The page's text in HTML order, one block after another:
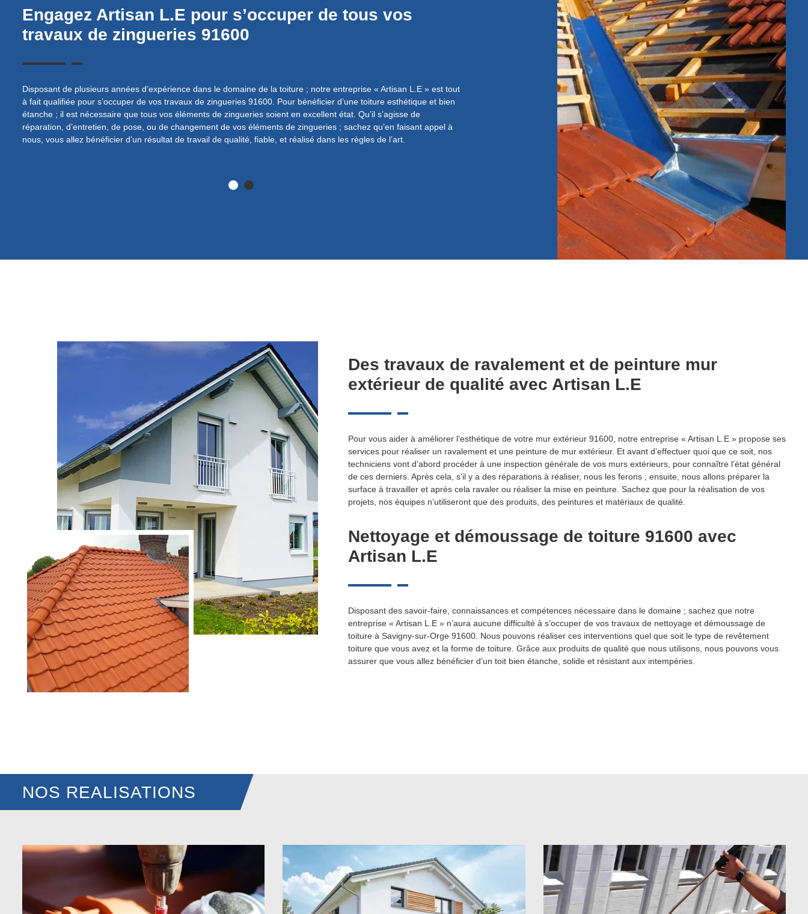
Engagez Artisan L.E pour s’occuper de tous vos
travaux de zingueries 91600
Disposant de plusieurs années d’expérience dans le domaine de la toiture ; notre entreprise « Artisan L.E » est tout
à fait qualifiée pour s’occuper de vos travaux de zingueries 91600. Pour bénéficier d’une toiture esthétique et bien
étanche ; il est nécessaire que tous vos éléments de zingueries soient en excellent état. Qu’il s’agisse de
réparation, d’entretien, de pose, ou de changement de vos éléments de zingueries ; sachez qu’en faisant appel à
nous, vous allez bénéficier d’un résultat de travail de qualité, fiable, et réalisé dans les règles de l’art.
Faites poser votre velux à Savigny-sur-
par l’Artisan L.E
Étant expérimenté dans le domaine, sachez que, notre entreprise « Artisan L.E » peut
de velux : à rotation, à projection ou à ouverture latérale. Nos équipes d’artisans
intervention sur toutes les formes de toiture ; et travailler sur tous types de revêtement
acier, la lauze, l’ardoise, le shingle, la tuile, le PVC, le bac acier. Ainsi, bénéficier d’un
lumière naturelle en remettant la pose de velux 91600 à notre entreprise « Artisan L.E ».
Des travaux de ravalement et de peinture mur
extérieur de qualité avec Artisan L.E
Pour vous aider à améliorer l’esthétique de votre mur extérieur 91600, notre entreprise « Artisan L.E » propose ses
services pour réaliser un ravalement et une peinture de mur extérieur. Et avant d’effectuer quoi que ce soit, nos
techniciens vont d’abord procéder à une inspection générale de vos murs extérieurs, pour connaître l’état général
de ces derniers. Après cela, s’il y a des réparations à réaliser, nous les ferons ; ensuite, nous allons préparer la
surface à travailler et après cela ravaler ou réaliser la mise en peinture. Sachez que pour la réalisation de vos
projets, nos équipes n’utiliseront que des produits, des peintures et matériaux de qualité.
Nettoyage et démoussage de toiture 91600 avec
Artisan L.E
Disposant des savoir-faire, connaissances et compétences nécessaire dans le domaine ; sachez que notre
entreprise « Artisan L.E » n’aura aucune difficulté à s’occuper de vos travaux de nettoyage et démoussage de
toiture à Savigny-sur-Orge 91600. Nous pouvons réaliser ces interventions quel que soit le type de revêtement
toiture que vous avez et la forme de toiture. Grâce aux produits de qualité que nous utilisons, nous pouvons vous
assurer que vous allez bénéficier d’un toit bien étanche, solide et résistant aux intempéries.
NOS REALISATIONS